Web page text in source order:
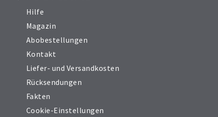
Hilfe
Magazin
Abobestellungen
Kontakt
Liefer- und Versandkosten
Rücksendungen
Fakten
Cookie-Einstellungen